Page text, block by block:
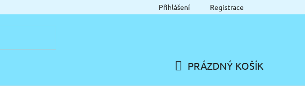
Přihlášení Registrace
PRÁZDNÝ KOŠÍK